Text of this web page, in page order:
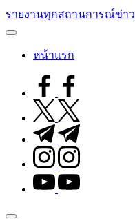
Skip
to
content
รายงานทุกสถานการณ์ข่าว
หน้าแรก
facebook.com
twitter.com
t.me
instagram.com
youtube.com